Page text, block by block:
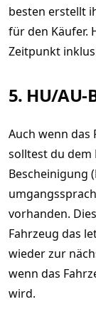
besten erstellt
für den Käufer.
Zeitpunkt
5. HU/AU-
Auch wenn das
solltest du dem
Bescheinigung
vorhanden.
Fahrzeug das
wieder zur
wenn das
wird.